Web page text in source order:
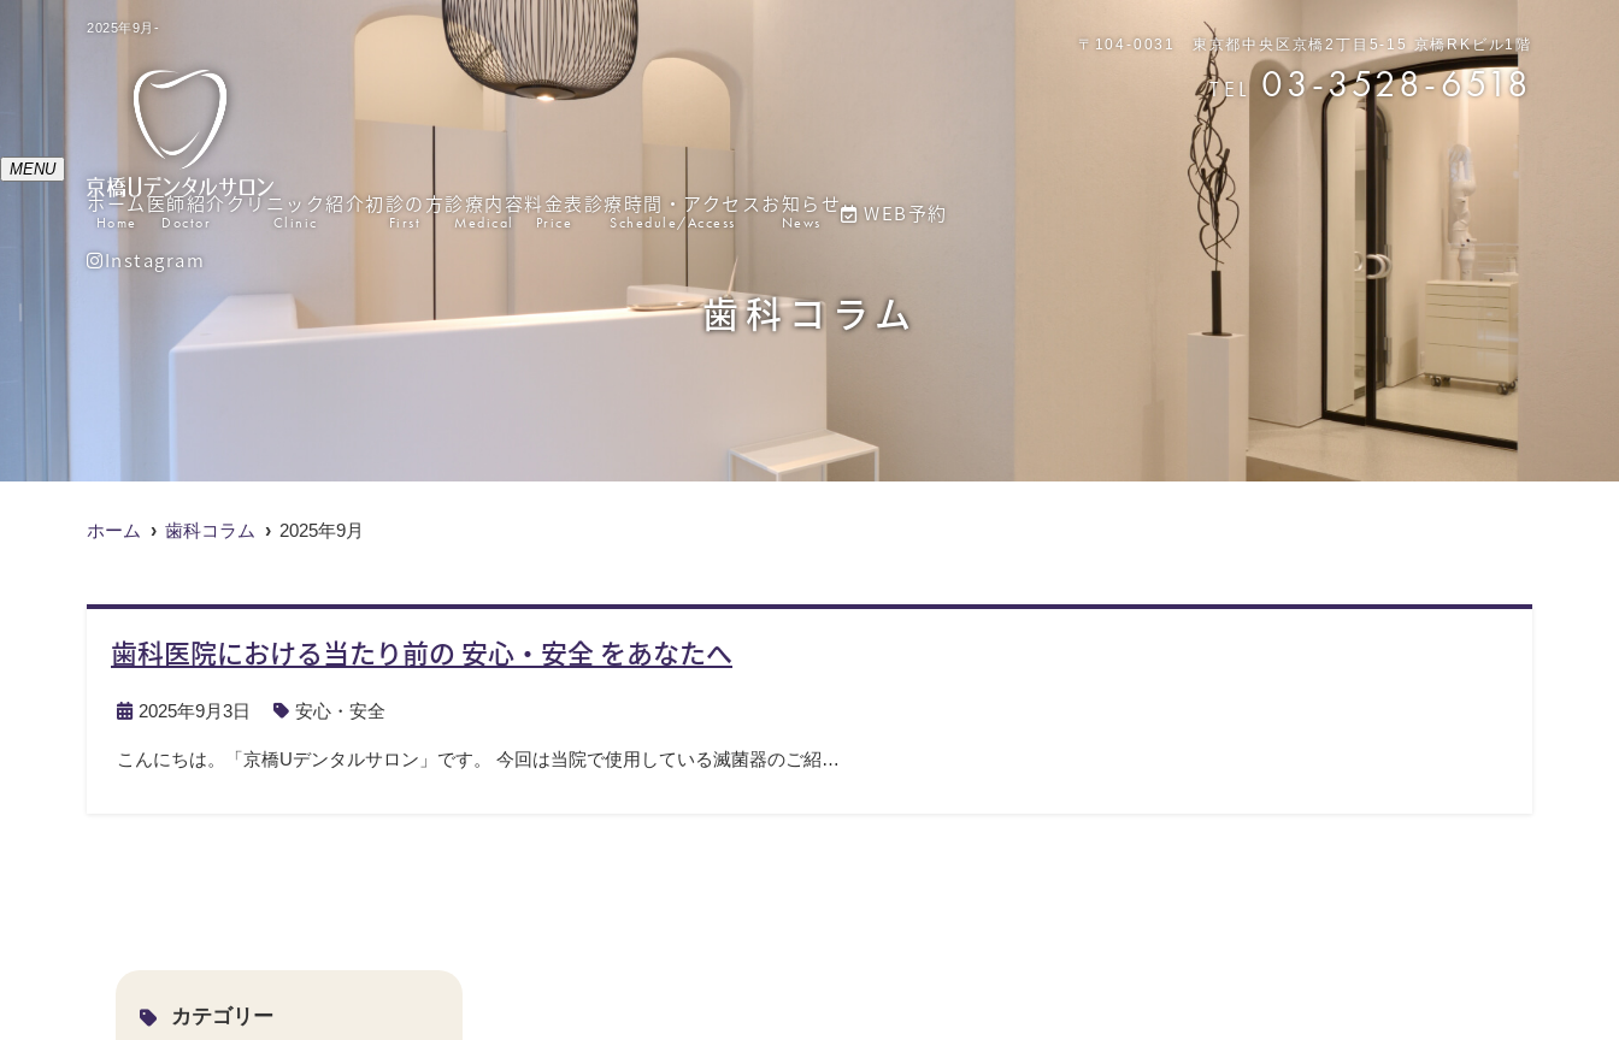
2025年9月-
〒104-0031 東京都中央区京橋2丁目5-15 京橋RKビル1階
TEL 03-3528-6518
MENU
ホーム
Home
医師紹介
Doctor
クリニック紹介
Clinic
初診の方
First
診療内容
Medical
料金表
Price
診療時間・アクセス
Schedule/Access
お知らせ
News
WEB予約
Instagram
歯科コラム
ホーム 歯科コラム 2025年9月
歯科医院における当たり前の 安心・安全 をあなたへ
2025年9月3日 安心・安全
こんにちは。「京橋Uデンタルサロン」です。 今回は当院で使用している滅菌器のご紹…
カテゴリー